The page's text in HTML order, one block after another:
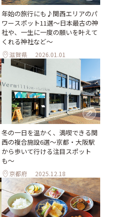
年始の旅行にも♪関西エリアのパ
ワースポット11選～日本最古の神
社や、一生に一度の願いを叶えて
くれる神社など～
滋賀県 2026.01.01
冬の一日を温かく、満喫できる関
西の複合施設6選〜京都・大阪駅
から歩いて行ける注目スポット
も〜
京都府 2025.12.18